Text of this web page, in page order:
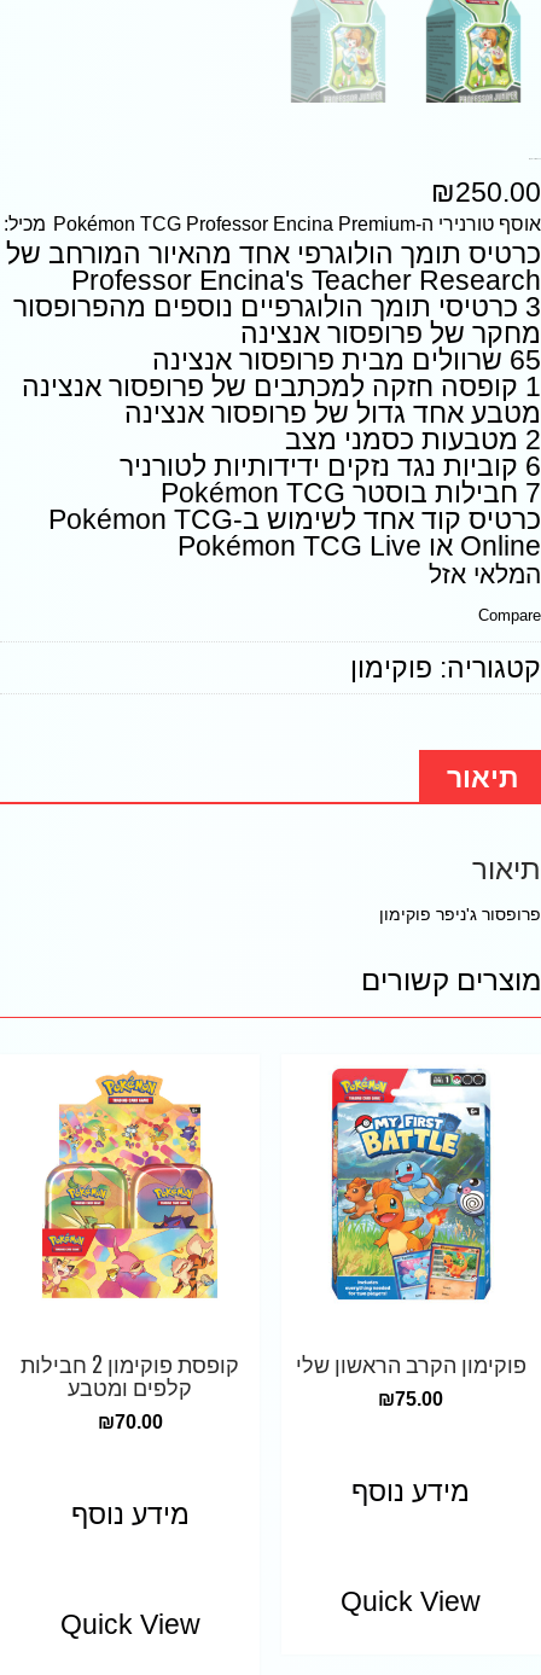
₪250.00
אוסף טורנירי ה-Pokémon TCG Professor Encina Premium מכיל:
כרטיס תומך הולוגרפי אחד מהאיור המורחב של
Professor Encina's Teacher Research
3 כרטיסי תומך הולוגרפיים נוספים מהפרופסור
מחקר של פרופסור אנצינה
65 שרוולים מבית פרופסור אנצינה
1 קופסה חזקה למכתבים של פרופסור אנצינה
מטבע אחד גדול של פרופסור אנצינה
2 מטבעות כסמני מצב
6 קוביות נגד נזקים ידידותיות לטורניר
7 חבילות בוסטר Pokémon TCG
כרטיס קוד אחד לשימוש ב-Pokémon TCG
Online או Pokémon TCG Live
המלאי אזל
Compare
קטגוריה: פוקימון
תיאור
תיאור
פרופסור ג'ניפר פוקימון
מוצרים קשורים
פוקימון הקרב הראשון שלי
₪75.00
מידע נוסף
Quick View
קופסת פוקימון 2 חבילות
קלפים ומטבע
₪70.00
מידע נוסף
Quick View